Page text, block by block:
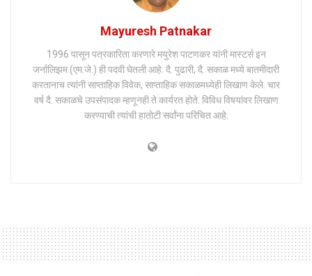
Mayuresh Patnakar
1996 पासून पत्रकारिता करणारे मयुरेश पाटणकर यांनी मास्टर्स इन
जर्नालिझम (एम.जे.) ही पदवी घेतली आहे. दै. पुढारी, दै. सकाळ मध्ये बातमीदारी
करतानाच त्यांनी साप्ताहिक विवेक, साप्ताहिक सकाळमध्येही लिखाण केले. चार
वर्ष दै. सकाळचे उपसंपादक म्हणूनही ते कार्यरत होते. विविध विषयांवर लिखाण
करण्याची त्यांची हातोटी सर्वांना परिचित आहे.